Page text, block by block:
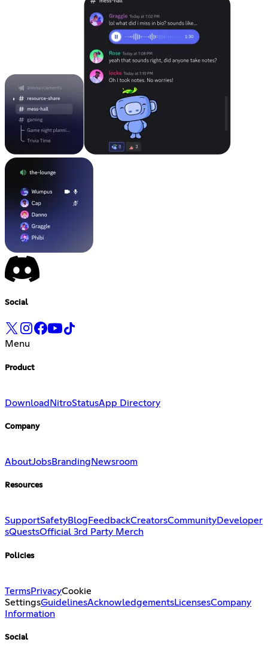
Social
Menu
Product
Download NitroStatusApp Directory
Company
AboutJobsBranding Newsroom
Resources
SupportSafetyBlog FeedbackCreatorsCommunityDeveloper
sQuestsOfficial 3rd Party Merch
Policies
TermsPrivacyCookie
SettingsGuidelinesAcknowledgementsLicensesCompany
Information
Social